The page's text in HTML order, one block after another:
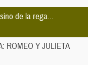
de la rega...
ROMEO Y JULIETA